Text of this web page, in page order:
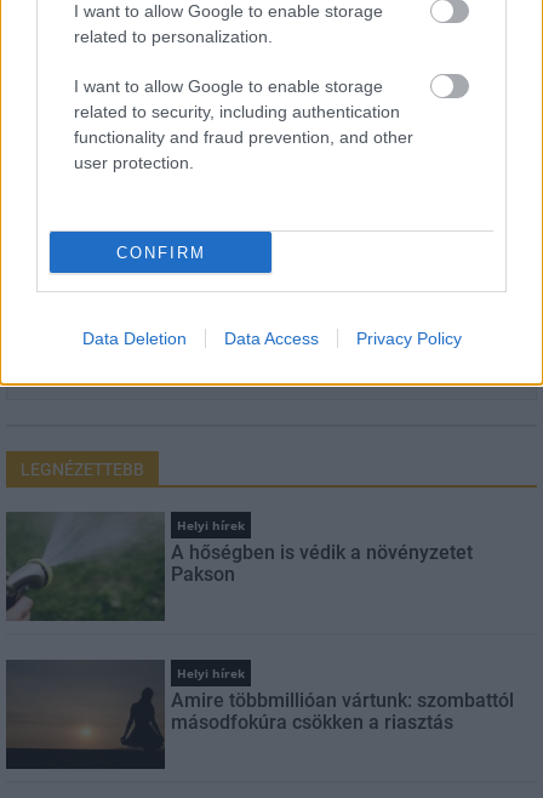
I want to allow Google to enable storage
related to personalization.
I want to allow Google to enable storage
related to security, including authentication
functionality and fraud prevention, and other
user protection.
CONFIRM
Data Deletion Data Access Privacy Policy
Feliratkozom a hírlevélre és elfogadom azadatvédelmi
LEGNÉZETTEBB
Helyi hírek
A hőségben is védik a növényzetet
Pakson
Helyi hírek
Amire többmillióan vártunk: szombattól
másodfokúra csökken a riasztás